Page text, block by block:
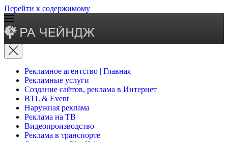
Перейти к содержимому
Рекламное агентство | Главная
Рекламные услуги
Создание сайтов, реклама в Интернет
BTL & Event
Наружная реклама
Реклама на ТВ
Видеопроизводство
Реклама в транспорте